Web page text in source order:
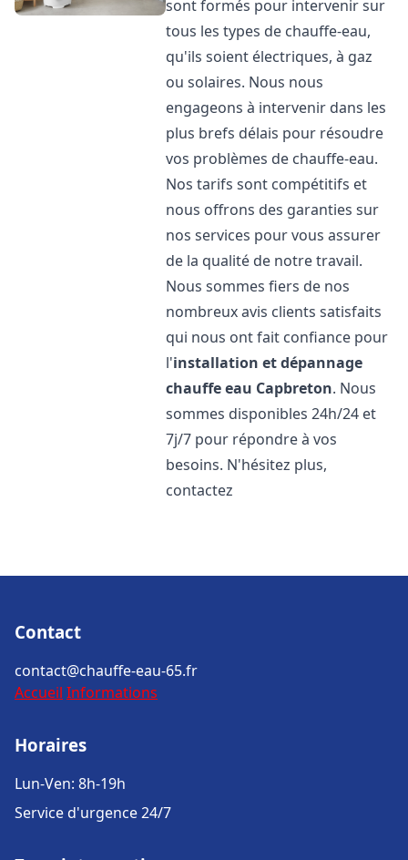
sont formés pour intervenir sur
tous les types de chauffe-eau,
qu'ils soient électriques, à gaz
ou solaires. Nous nous
engageons à intervenir dans les
plus brefs délais pour résoudre
vos problèmes de chauffe-eau.
Nos tarifs sont compétitifs et
nous offrons des garanties sur
nos services pour vous assurer
de la qualité de notre travail.
Nous sommes fiers de nos
nombreux avis clients satisfaits
qui nous ont fait confiance pour
l'installation et dépannage
chauffe eau Capbreton. Nous
sommes disponibles 24h/24 et
7j/7 pour répondre à vos
besoins. N'hésitez plus,
contactez
Contact
contact@chauffe-eau-65.fr
Accueil Informations
Horaires
Lun-Ven: 8h-19h
Service d'urgence 24/7